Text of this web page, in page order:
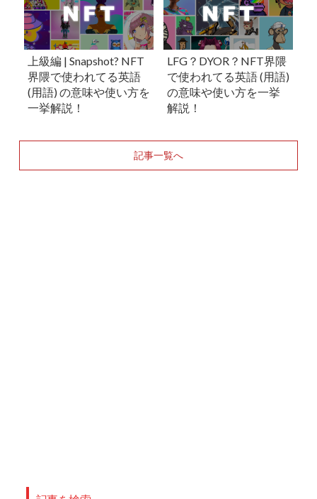
上級編 | Snapshot? NFT
界隈で使われてる英語
(用語) の意味や使い方を
一挙解説！
LFG？DYOR？NFT界隈
で使われてる英語 (用語)
の意味や使い方を一挙
解説！
記事一覧へ